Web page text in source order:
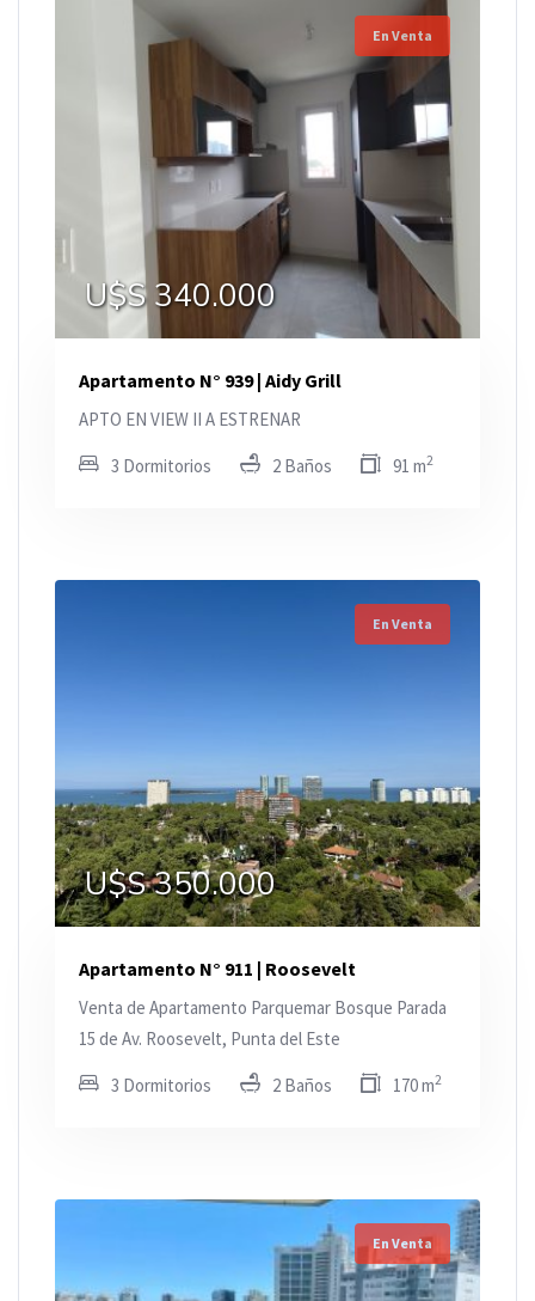
En Venta
U$S 340.000
Apartamento N° 939 | Aidy Grill
APTO EN VIEW II A ESTRENAR
3 Dormitorios 2 Baños 91 m2
En Venta
U$S 350.000
Apartamento N° 911 | Roosevelt
Venta de Apartamento Parquemar Bosque Parada
15 de Av. Roosevelt, Punta del Este
3 Dormitorios 2 Baños 170 m2
En Venta